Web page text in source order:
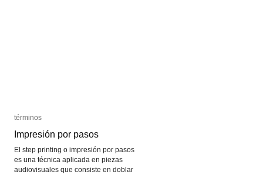
términos
Impresión por pasos
El step printing o impresión por pasos
es una técnica aplicada en piezas
audiovisuales que consiste en doblar
términos
Impresión por pasos